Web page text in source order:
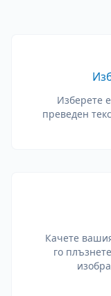
Изберете
преведен
Качете
го